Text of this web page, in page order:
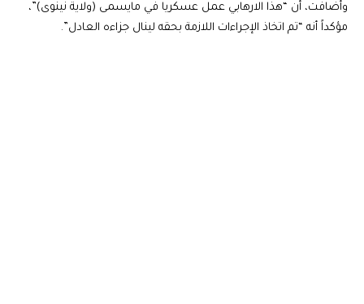
وأضافت، أن “هذا الارهابي عمل عسكريا في مايسمى (ولاية نينوى)”،
مؤكداً أنه “تم اتخاذ الإجراءات اللازمة بحقه لينال جزاءه العادل”.